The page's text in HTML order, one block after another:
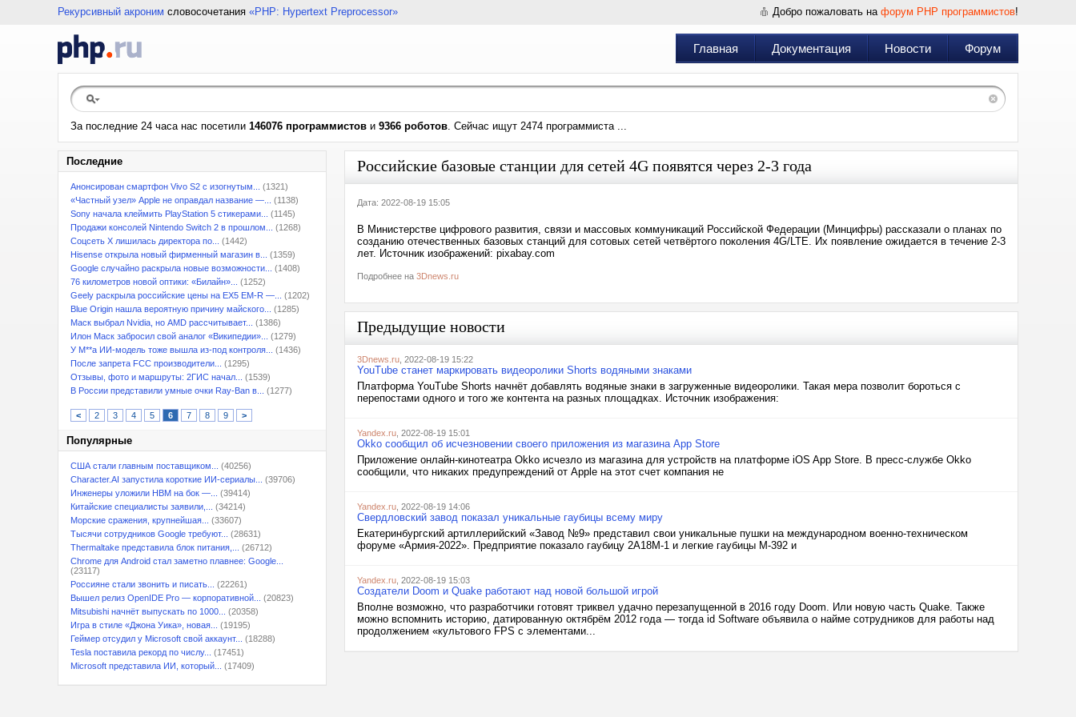
Рекурсивный акроним словосочетания «PHP: Hypertext Preprocessor» Добро пожаловать на форум PHP программистов!
Главная Документация Новости Форум
За последние 24 часа нас посетили 146076 программистов и 9366 роботов. Сейчас ищут 2474 программиста ...
Последние
Анонсирован смартфон Vivo S2 с изогнутым...
(1321)
«Частный узел» Apple не оправдал название —...
(1138)
Sony начала клеймить PlayStation 5 стикерами...
(1145)
Продажи консолей Nintendo Switch 2 в прошлом...
(1268)
Соцсеть X лишилась директора по...
(1442)
Hisense открыла новый фирменный магазин в...
(1359)
Google случайно раскрыла новые возможности...
(1408)
76 километров новой оптики: «Билайн»...
(1252)
Geely раскрыла российские цены на EX5 EM-R —...
(1202)
Blue Origin нашла вероятную причину майского...
(1285)
Маск выбрал Nvidia, но AMD рассчитывает...
(1386)
Илон Маск забросил свой аналог «Википедии»...
(1279)
У M**a ИИ-модель тоже вышла из-под контроля...
(1436)
После запрета FCC производители...
(1295)
Отзывы, фото и маршруты: 2ГИС начал...
(1539)
В России представили умные очки Ray-Ban в...
(1277)
< 2 3 4 5 6 7 8 9 >
Популярные
США стали главным поставщиком...
(40256)
Character.AI запустила короткие ИИ-сериалы...
(39706)
Инженеры уложили HBM на бок —...
(39414)
Китайские специалисты заявили,...
(34214)
Морские сражения, крупнейшая...
(33607)
Тысячи сотрудников Google требуют...
(28631)
Thermaltake представила блок питания,...
(26712)
Chrome для Android стал заметно плавнее: Google...
(23117)
Россияне стали звонить и писать...
(22261)
Вышел релиз OpenIDE Pro — корпоративной...
(20823)
Mitsubishi начнёт выпускать по 1000...
(20358)
Игра в стиле «Джона Уика», новая...
(19195)
Геймер отсудил у Microsoft свой аккаунт...
(18288)
Tesla поставила рекорд по числу...
(17451)
Microsoft представила ИИ, который...
(17409)
Российские базовые станции для сетей 4G появятся через 2-3 года
Дата: 2022-08-19 15:05
В Министерстве цифрового развития, связи и массовых коммуникаций Российской Федерации (Минцифры) рассказали о планах по
созданию отечественных базовых станций для сотовых сетей четвёртого поколения 4G/LTE. Их появление ожидается в течение 2-3
лет. Источник изображений: pixabay.com
Подробнее на 3Dnews.ru
Предыдущие новости
3Dnews.ru , 2022-08-19 15:22
YouTube станет маркировать видеоролики Shorts водяными знаками
Платформа YouTube Shorts начнёт добавлять водяные знаки в загруженные видеоролики. Такая мера позволит бороться с
перепостами одного и того же контента на разных площадках. Источник изображения:
Yandex.ru , 2022-08-19 15:01
Okko сообщил об исчезновении своего приложения из магазина App Store
Приложение онлайн-кинотеатра Okko исчезло из магазина для устройств на платформе iOS App Store. В пресс-службе Okko
сообщили, что никаких предупреждений от Apple на этот счет компания не
Yandex.ru , 2022-08-19 14:06
Свердловский завод показал уникальные гаубицы всему миру
Екатеринбургский артиллерийский «Завод №9» представил свои уникальные пушки на международном военно-техническом
форуме «Армия-2022». Предприятие показало гаубицу 2А18М-1 и легкие гаубицы М-392 и
Yandex.ru , 2022-08-19 15:03
Создатели Doom и Quake работают над новой большой игрой
Вполне возможно, что разработчики готовят триквел удачно перезапущенной в 2016 году Doom. Или новую часть Quake. Также
можно вспомнить историю, датированную октябрём 2012 года — тогда id Software объявила о найме сотрудников для работы над
продолжением «культового FPS с элементами...